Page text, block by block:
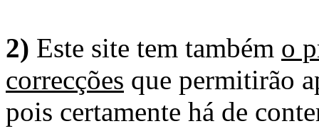
2) Este site tem também o
correcções que permitirão
pois certamente há de